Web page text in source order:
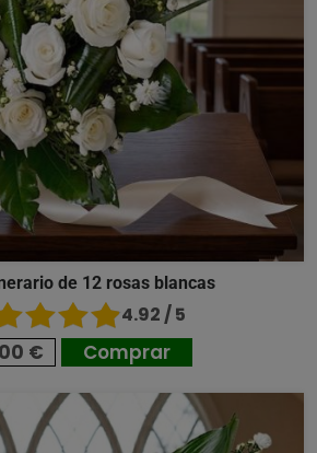
de 12 rosas blancas
4.92 / 5
€ Comprar